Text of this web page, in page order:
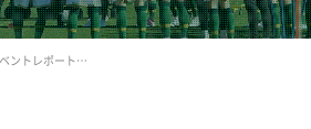
【イベントレポート】7/29（土）コープみらいDAY開催のご報告